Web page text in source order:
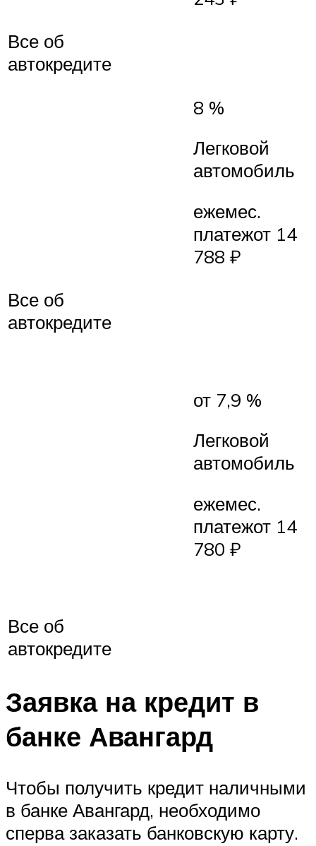
Все об
автокредите
8 %
Легковой
автомобиль
ежемес.
платежот 14
788 ₽
Все об
автокредите
от 7,9 %
Легковой
автомобиль
ежемес.
платежот 14
780 ₽
Все об
автокредите
Заявка на кредит в
банке Авангард
Чтобы получить кредит наличными
в банке Авангард, необходимо
сперва заказать банковскую карту.